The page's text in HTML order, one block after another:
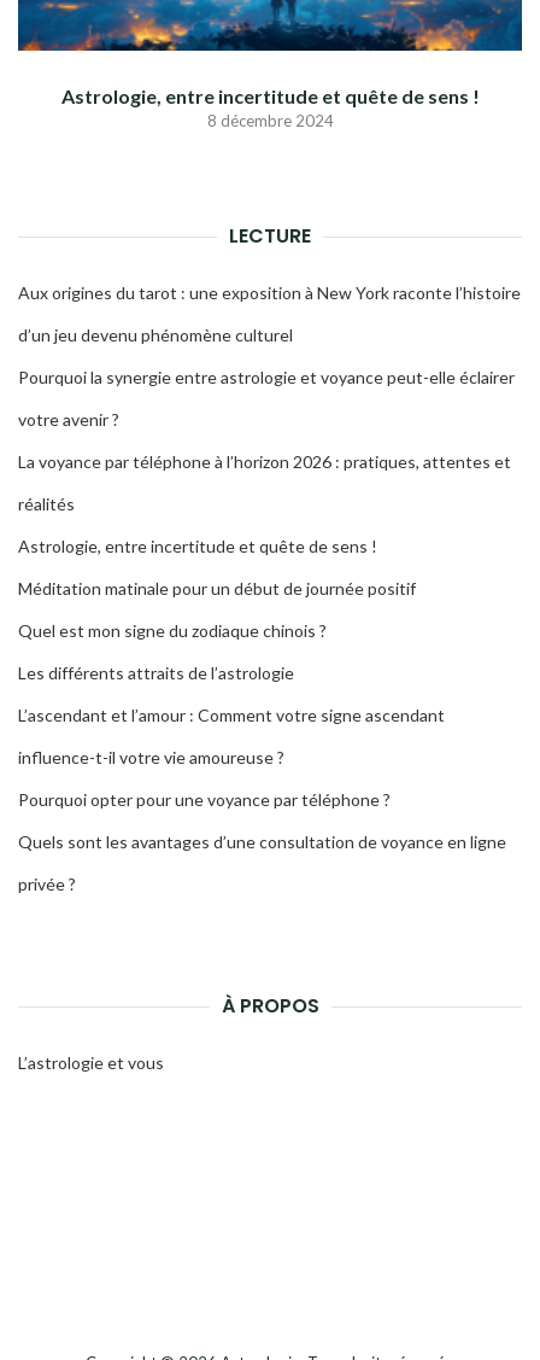
Astrologie, entre incertitude et quête de sens !
8 décembre 2024
LECTURE
Aux origines du tarot : une exposition à New York raconte l’histoire
d’un jeu devenu phénomène culturel
Pourquoi la synergie entre astrologie et voyance peut-elle éclairer
votre avenir ?
La voyance par téléphone à l’horizon 2026 : pratiques, attentes et
réalités
Astrologie, entre incertitude et quête de sens !
Méditation matinale pour un début de journée positif
Quel est mon signe du zodiaque chinois ?
Les différents attraits de l’astrologie
L’ascendant et l’amour : Comment votre signe ascendant
influence-t-il votre vie amoureuse ?
Pourquoi opter pour une voyance par téléphone ?
Quels sont les avantages d’une consultation de voyance en ligne
privée ?
À PROPOS
L’astrologie et vous